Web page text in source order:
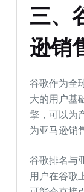
三、
逊销
谷歌作为全
大的用户基
擎，可以为
为亚马逊销
谷歌排名与
用户在谷歌